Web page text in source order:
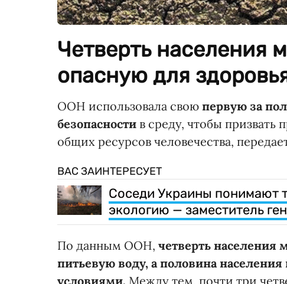
Четверть населения
опасную для
ООН использовала свою первую за
безопасности в среду, чтобы призвать
общих ресурсов человечества,
ВАС ЗАИНТЕРЕСУЕТ
Соседи Украины понимают
экологию — заместитель
По данным ООН, четверть населения
питьевую воду, а половина
условиями. Между тем, почти три